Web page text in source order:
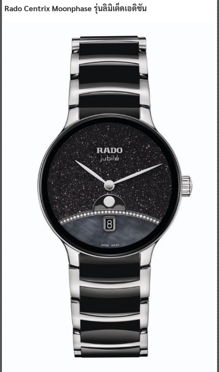
Rado Centrix Moonphase รุ่นลิมิเต็ดเอดิชัน